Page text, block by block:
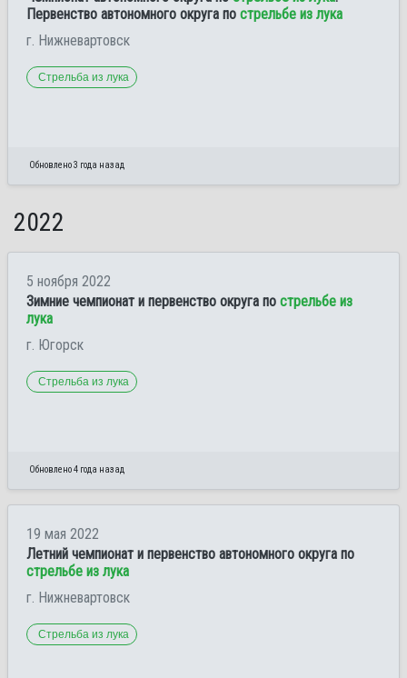
Первенство автономного округа по стрельбе из лука
г. Нижневартовск
Стрельба из лука
Обновлено 3 года назад
2022
5 ноября 2022
Зимние чемпионат и первенство округа по стрельбе из
лука
г. Югорск
Стрельба из лука
Обновлено 4 года назад
19 мая 2022
Летний чемпионат и первенство автономного округа по
стрельбе из лука
г. Нижневартовск
Стрельба из лука